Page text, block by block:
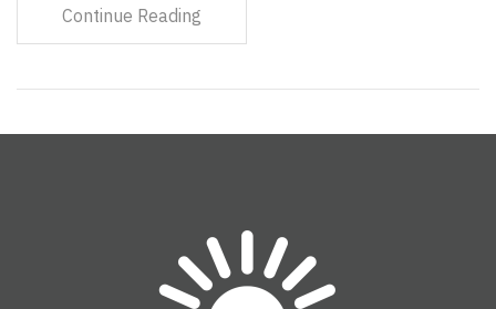
Continue Reading